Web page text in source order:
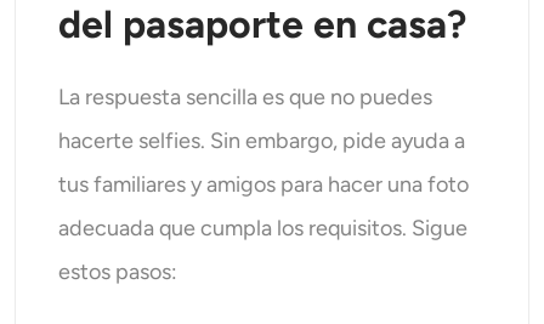
del pasaporte en casa?
La respuesta sencilla es que no puedes
hacerte selfies. Sin embargo, pide ayuda a
tus familiares y amigos para hacer una foto
adecuada que cumpla los requisitos. Sigue
estos pasos: